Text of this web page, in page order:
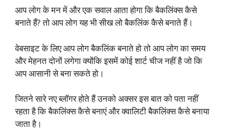
आप लोग के मन में और एक सवाल आता होगा कि बैकलिंक्स कैसे
बनाते हैं? तो आप लोग यह भी सीख लो बैकलिंक कैसे बनाते हैं।
वेबसाइट के लिए आप लोग बैकलिंक बनाते हो तो आप लोग का समय
और मेहनत दोनों लगेगा क्योंकि इसमें कोई शार्ट चीज नहीं है जो कि
आप आसानी से बना सकते हो।
जितने सारे नए ब्लॉगर होते हैं उनको अक्सर इस बात को पता नहीं
रहता है कि बैकलिंक्स कैसे बनाएं और क्वालिटी बैकलिंक्स कैसे बनाया
जाता है।